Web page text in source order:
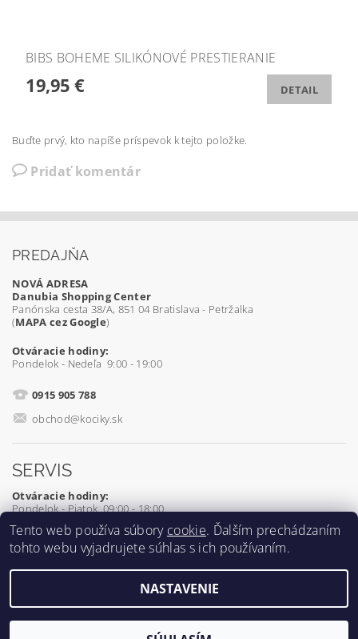
BIBS BOHEME SILIKÓNOVÉ PRESTIERANIE
19,95 € DETAIL
Buďte prvý, kto napíše príspevok k tejto položke.
Pridať komentár
PREDAJŇA
NOVÁ ADRESA
Danubia Shopping Center
Panónska cesta 38/A, 851 04 Bratislava - Petržalka
(MAPA cez Google)
Otváracie hodiny:
Pondelok - Nedeľa 9:00 - 19:00
0915 905 788
obchod@kociky.sk
SERVIS
Otváracie hodiny:
Pondelok - Piatok 09:00 - 18:00
0905 539 927
2026 ©Kociky.sk, všetky práva vyhradené
Vytvoril Shoptet
Tento web používa súbory cookie. Ďalším prechádzaním
tohto webu vyjadrujete súhlas s ich používaním.
NASTAVENIE